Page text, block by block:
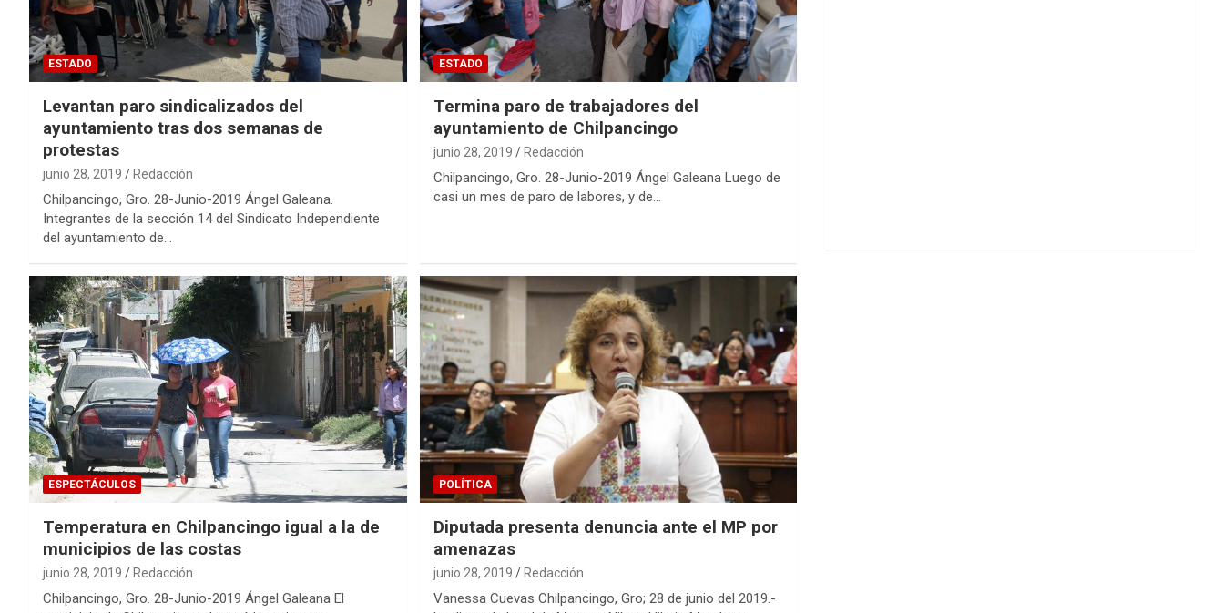
ESTADO
Levantan paro sindicalizados del
ayuntamiento tras dos semanas de
protestas
junio 28, 2019 Redacción
Chilpancingo, Gro. 28-Junio-2019 Ángel Galeana.
Integrantes de la sección 14 del Sindicato Independiente
del ayuntamiento de…
ESTADO
Termina paro de trabajadores del
ayuntamiento de Chilpancingo
junio 28, 2019 Redacción
Chilpancingo, Gro. 28-Junio-2019 Ángel Galeana Luego de
casi un mes de paro de labores, y de…
ESPECTÁCULOS
Temperatura en Chilpancingo igual a la de
municipios de las costas
junio 28, 2019 Redacción
Chilpancingo, Gro. 28-Junio-2019 Ángel Galeana El
POLÍTICA
Diputada presenta denuncia ante el MP por
amenazas
junio 28, 2019 Redacción
Vanessa Cuevas Chilpancingo, Gro; 28 de junio del 2019.-